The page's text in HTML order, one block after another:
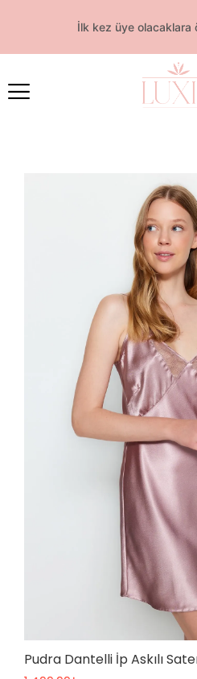
İlk kez üye olacaklara
Pudra Dantelli İp Askılı